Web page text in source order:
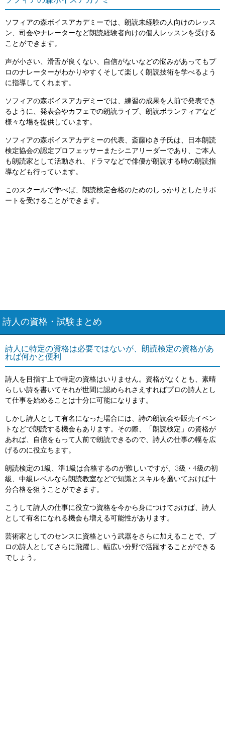
ソフィアの森ボイスアカデミーでは、朗読未経験の人向けのレッス
ン、司会やナレーターなど朗読経験者向けの個人レッスンを受ける
ことができます。
声が小さい、滑舌が良くない、自信がないなどの悩みがあってもプ
ロのナレーターがわかりやすくそして楽しく朗読技術を学べるよう
に指導してくれます。
ソフィアの森ボイスアカデミーでは、練習の成果を人前で発表でき
るように、発表会やカフェでの朗読ライブ、朗読ボランティアなど
様々な場を提供しています。
ソフィアの森ボイスアカデミーの代表、斎藤ゆき子氏は、日本朗読
検定協会の認定プロフェッサーまたシニアリーダーであり、ご本人
も朗読家として活動され、ドラマなどで俳優が朗読する時の朗読指
導なども行っています。
このスクールで学べば、朗読検定合格のためのしっかりとしたサポ
ートを受けることができます。
詩人の資格・試験まとめ
詩人に特定の資格は必要ではないが、朗読検定の資格があ
れば何かと便利
詩人を目指す上で特定の資格はいりません。資格がなくとも、素晴
らしい詩を書いてそれが世間に認められさえすればプロの詩人とし
て仕事を始めることは十分に可能になります。
しかし詩人として有名になった場合には、詩の朗読会や販売イベン
トなどで朗読する機会もあります。その際、「朗読検定」の資格が
あれば、自信をもって人前で朗読できるので、詩人の仕事の幅を広
げるのに役立ちます。
朗読検定の1級、準1級は合格するのが難しいですが、3級・4級の初
級、中級レベルなら朗読教室などで知識とスキルを磨いておけば十
分合格を狙うことができます。
こうして詩人の仕事に役立つ資格を今から身につけておけば、詩人
として有名になれる機会も増える可能性があります。
芸術家としてのセンスに資格という武器をさらに加えることで、プ
ロの詩人としてさらに飛躍し、幅広い分野で活躍することができる
でしょう。